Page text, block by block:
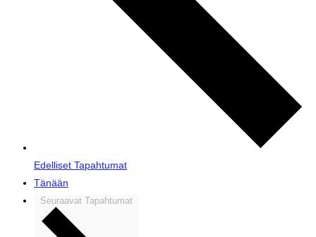
Edelliset Tapahtumat
Tänään
Seuraavat Tapahtumat